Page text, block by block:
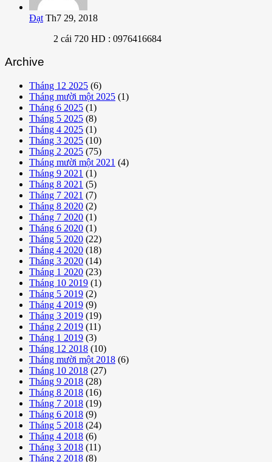
Đạt Th7 29, 2018
2 cái 720 HD : 0976416684
Archive
Tháng 12 2025 (6)
Tháng mười một 2025 (1)
Tháng 6 2025 (1)
Tháng 5 2025 (8)
Tháng 4 2025 (1)
Tháng 3 2025 (10)
Tháng 2 2025 (75)
Tháng mười một 2021 (4)
Tháng 9 2021 (1)
Tháng 8 2021 (5)
Tháng 7 2021 (7)
Tháng 8 2020 (2)
Tháng 7 2020 (1)
Tháng 6 2020 (1)
Tháng 5 2020 (22)
Tháng 4 2020 (18)
Tháng 3 2020 (14)
Tháng 1 2020 (23)
Tháng 10 2019 (1)
Tháng 5 2019 (2)
Tháng 4 2019 (9)
Tháng 3 2019 (19)
Tháng 2 2019 (11)
Tháng 1 2019 (3)
Tháng 12 2018 (10)
Tháng mười một 2018 (6)
Tháng 10 2018 (27)
Tháng 9 2018 (28)
Tháng 8 2018 (16)
Tháng 7 2018 (19)
Tháng 6 2018 (9)
Tháng 5 2018 (24)
Tháng 4 2018 (6)
Tháng 3 2018 (11)
Tháng 2 2018 (8)